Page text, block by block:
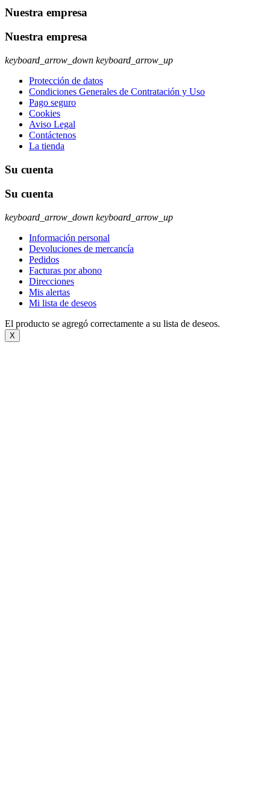
Nuestra empresa
Nuestra empresa
keyboard_arrow_down keyboard_arrow_up
Protección de datos
Condiciones Generales de Contratación y Uso
Pago seguro
Cookies
Aviso Legal
Contáctenos
La tienda
Su cuenta
Su cuenta
keyboard_arrow_down keyboard_arrow_up
Información personal
Devoluciones de mercancía
Pedidos
Facturas por abono
Direcciones
Mis alertas
Mi lista de deseos
El producto se agregó correctamente a su lista de deseos.
X